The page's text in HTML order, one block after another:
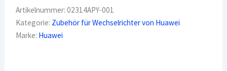
P
Smart
PV
Optimizer
Artikelnummer:02314APY-001
Kategorie: Zubehör für Wechselrichter von Huawei
Marke: Huawei